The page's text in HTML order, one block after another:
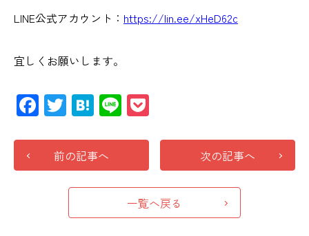
LINE公式アカウント： https://lin.ee/xHeD62c
宜しくお願いします。
Facebook
Twitter
Hatena
Line
前の記事へ 次の記事へ
一覧へ戻る